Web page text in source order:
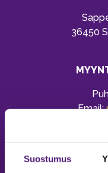
Suostumus
36450
Email: